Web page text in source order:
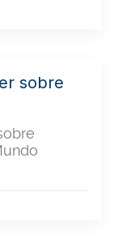
sobre